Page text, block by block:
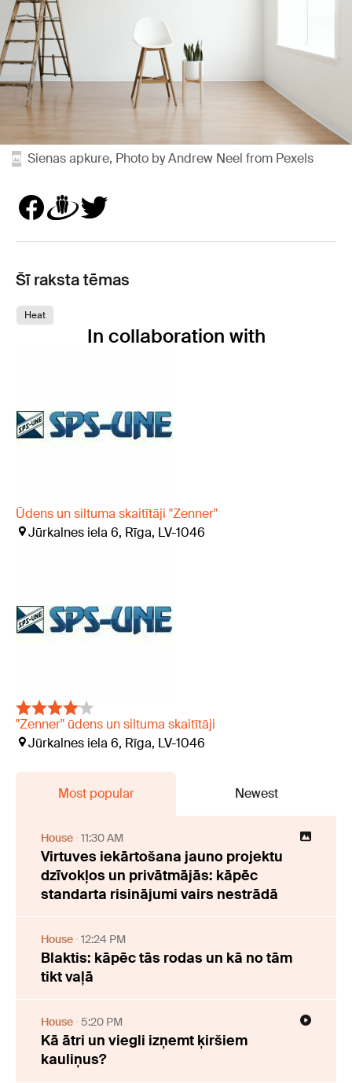
Sienas apkure, Photo by Andrew Neel from Pexels
Šī raksta tēmas
Heat
In collaboration with
Ūdens un siltuma skaitītāji "Zenner"
Jūrkalnes iela 6, Rīga, LV-1046
"Zenner" ūdens un siltuma skaitītāji
Jūrkalnes iela 6, Rīga, LV-1046
Most popular Newest
House 11:30 AM
Virtuves iekārtošana jauno projektu
dzīvokļos un privātmājās: kāpēc
standarta risinājumi vairs nestrādā
House 12:24 PM
Blaktis: kāpēc tās rodas un kā no tām
tikt vaļā
House 5:20 PM
Kā ātri un viegli izņemt ķiršiem
kauliņus?